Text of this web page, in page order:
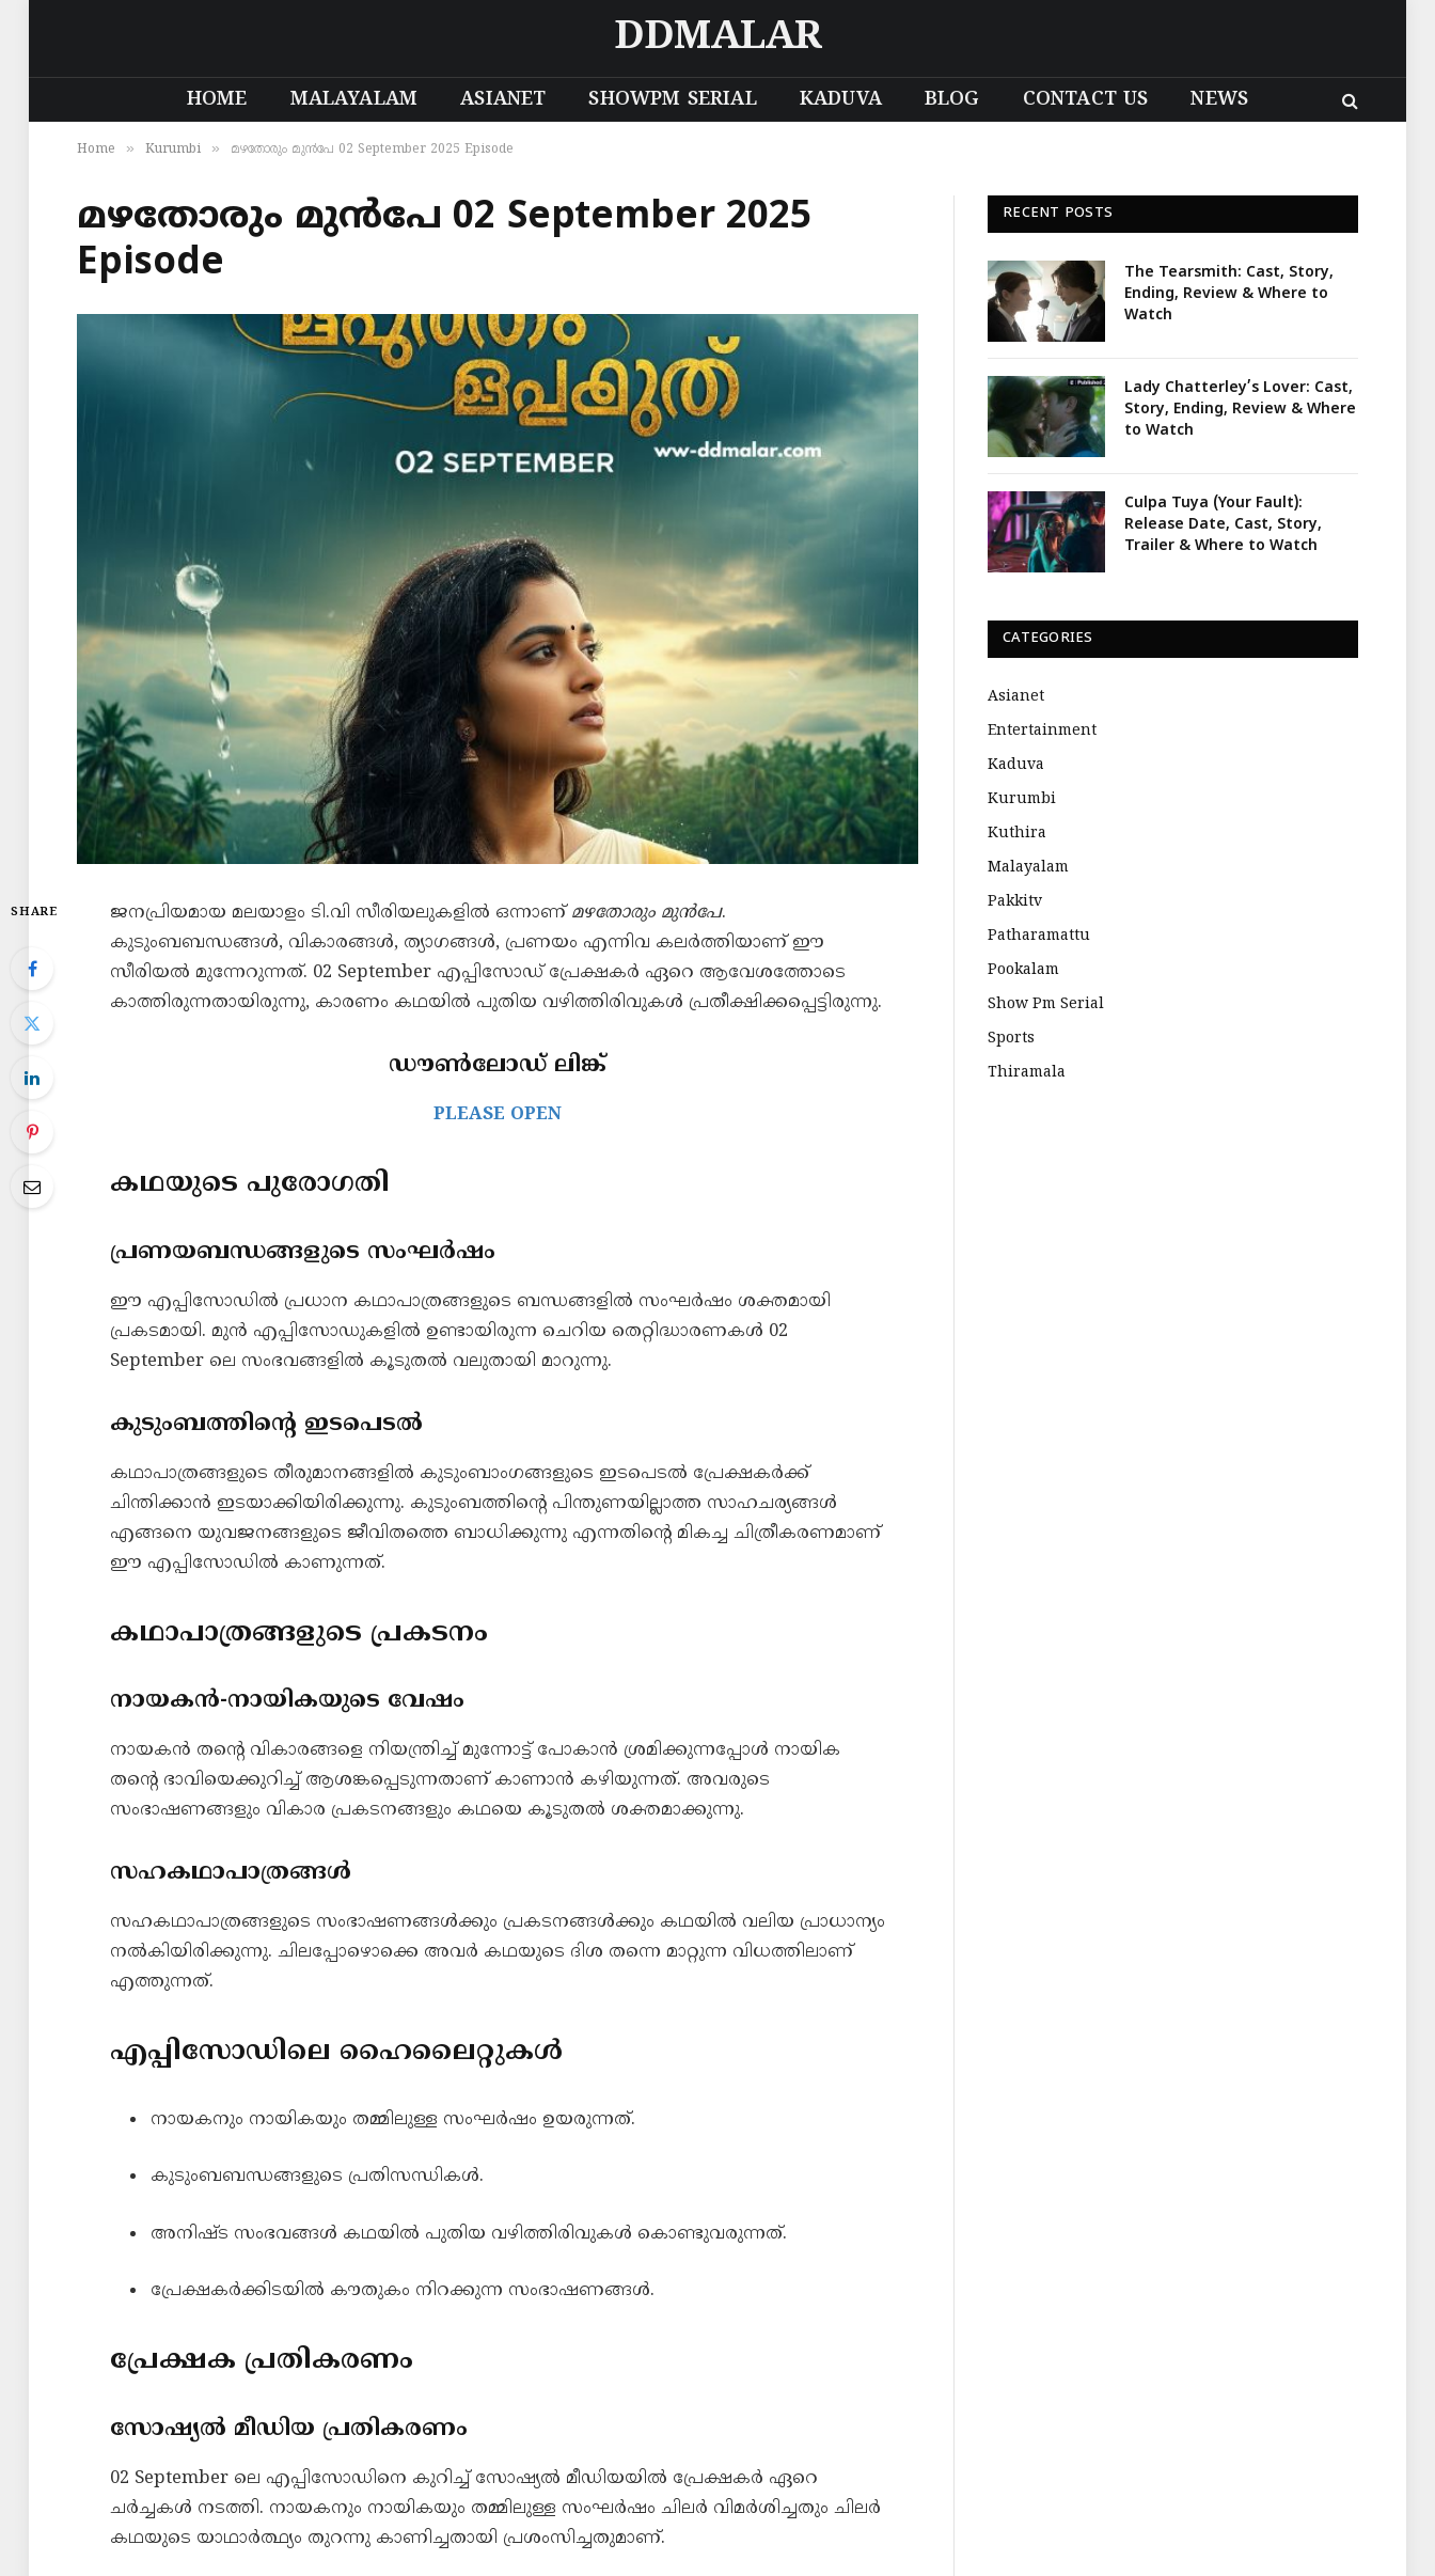
DDMALAR
HOME MALAYALAM ASIANET SHOWPM SERIAL KADUVA BLOG CONTACT US NEWS
Home » Kurumbi » മഴതോരും മുൻപേ 02 September 2025 Episode
മഴതോരും മുൻപേ 02 September 2025
Episode
SHARE ജനപ്രിയമായ മലയാളം ടി.വി സീരിയലുകളിൽ ഒന്നാണ് മഴതോരും മുൻപേ.
കുടുംബബന്ധങ്ങൾ, വികാരങ്ങൾ, ത്യാഗങ്ങൾ, പ്രണയം എന്നിവ കലർത്തിയാണ് ഈ
സീരിയൽ മുന്നേറുന്നത്. 02 September എപ്പിസോഡ് പ്രേക്ഷകർ ഏറെ ആവേശത്തോടെ
കാത്തിരുന്നതായിരുന്നു, കാരണം കഥയിൽ പുതിയ വഴിത്തിരിവുകൾ പ്രതീക്ഷിക്കപ്പെട്ടിരുന്നു.
ഡൗൺലോഡ് ലിങ്ക്
PLEASE OPEN
കഥയുടെ പുരോഗതി
പ്രണയബന്ധങ്ങളുടെ സംഘർഷം
ഈ എപ്പിസോഡിൽ പ്രധാന കഥാപാത്രങ്ങളുടെ ബന്ധങ്ങളിൽ സംഘർഷം ശക്തമായി
പ്രകടമായി. മുൻ എപ്പിസോഡുകളിൽ ഉണ്ടായിരുന്ന ചെറിയ തെറ്റിദ്ധാരണകൾ 02
September ലെ സംഭവങ്ങളിൽ കൂടുതൽ വലുതായി മാറുന്നു.
കുടുംബത്തിന്റെ ഇടപെടൽ
കഥാപാത്രങ്ങളുടെ തീരുമാനങ്ങളിൽ കുടുംബാംഗങ്ങളുടെ ഇടപെടൽ പ്രേക്ഷകർക്ക്
ചിന്തിക്കാൻ ഇടയാക്കിയിരിക്കുന്നു. കുടുംബത്തിന്റെ പിന്തുണയില്ലാത്ത സാഹചര്യങ്ങൾ
എങ്ങനെ യുവജനങ്ങളുടെ ജീവിതത്തെ ബാധിക്കുന്നു എന്നതിന്റെ മികച്ച ചിത്രീകരണമാണ്
ഈ എപ്പിസോഡിൽ കാണുന്നത്.
കഥാപാത്രങ്ങളുടെ പ്രകടനം
നായകൻ-നായികയുടെ വേഷം
നായകൻ തന്റെ വികാരങ്ങളെ നിയന്ത്രിച്ച് മുന്നോട്ട് പോകാൻ ശ്രമിക്കുന്നപ്പോൾ നായിക
തന്റെ ഭാവിയെക്കുറിച്ച് ആശങ്കപ്പെടുന്നതാണ് കാണാൻ കഴിയുന്നത്. അവരുടെ
സംഭാഷണങ്ങളും വികാര പ്രകടനങ്ങളും കഥയെ കൂടുതൽ ശക്തമാക്കുന്നു.
സഹകഥാപാത്രങ്ങൾ
സഹകഥാപാത്രങ്ങളുടെ സംഭാഷണങ്ങൾക്കും പ്രകടനങ്ങൾക്കും കഥയിൽ വലിയ പ്രാധാന്യം
നൽകിയിരിക്കുന്നു. ചിലപ്പോഴൊക്കെ അവർ കഥയുടെ ദിശ തന്നെ മാറ്റുന്ന വിധത്തിലാണ്
എത്തുന്നത്.
എപ്പിസോഡിലെ ഹൈലൈറ്റുകൾ
നായകനും നായികയും തമ്മിലുള്ള സംഘർഷം ഉയരുന്നത്.
കുടുംബബന്ധങ്ങളുടെ പ്രതിസന്ധികൾ.
അനിഷ്ട സംഭവങ്ങൾ കഥയിൽ പുതിയ വഴിത്തിരിവുകൾ കൊണ്ടുവരുന്നത്.
പ്രേക്ഷകർക്കിടയിൽ കൗതുകം നിറക്കുന്ന സംഭാഷണങ്ങൾ.
പ്രേക്ഷക പ്രതികരണം
സോഷ്യൽ മീഡിയ പ്രതികരണം
02 September ലെ എപ്പിസോഡിനെ കുറിച്ച് സോഷ്യൽ മീഡിയയിൽ പ്രേക്ഷകർ ഏറെ
ചർച്ചകൾ നടത്തി. നായകനും നായികയും തമ്മിലുള്ള സംഘർഷം ചിലർ വിമർശിച്ചതും ചിലർ
കഥയുടെ യാഥാർത്ഥ്യം തുറന്നു കാണിച്ചതായി പ്രശംസിച്ചതുമാണ്.
RECENT POSTS
The Tearsmith: Cast, Story,
Ending, Review & Where to
Watch
Lady Chatterley’s Lover: Cast,
Story, Ending, Review & Where
to Watch
Culpa Tuya (Your Fault):
Release Date, Cast, Story,
Trailer & Where to Watch
CATEGORIES
Asianet
Entertainment
Kaduva
Kurumbi
Kuthira
Malayalam
Pakkitv
Patharamattu
Pookalam
Show Pm Serial
Sports
Thiramala